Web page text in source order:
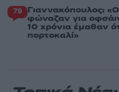
79 Γιαννακόπουλος:
φώναζαν για
10 χρόνια έμαθαν
πορτοκαλί»